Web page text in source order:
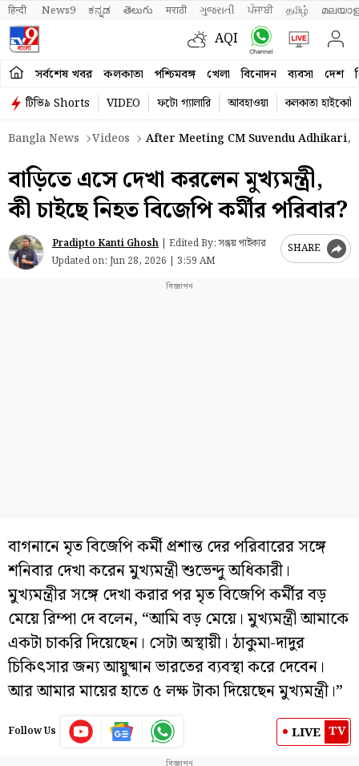
हिन्दी News9 ಕನ್ನಡ తెలుగు मराठी ગુજરાતી ਪੰਜਾਬੀ தமிழ்
AQI
সর্বশেষ খবর কলকাতা পশ্চিমবঙ্গ খেলা বিনোদন ব্যবসা দেশ
টিভি৯ Shorts VIDEO ফটো গ্যালারি আবহাওয়া
কলকাতা হাইকোর্ট
Bangla News
Videos After Meeting CM Suvendu Adhikari,
বাড়িতে এসে দেখা করলেন মুখ্যমন্ত্রী,
কী চাইছে নিহত বিজেপি কর্মীর পরিবার?
Pradipto Kanti Ghosh | Edited By: সঞ্জয় পাইকার
Updated on: Jun 28, 2026 | 3:59 AM
SHARE
বাগনানে মৃত বিজেপি কর্মী প্রশান্ত দের পরিবারের সঙ্গে
শনিবার দেখা করেন মুখ্যমন্ত্রী শুভেন্দু অধিকারী।
মুখ্যমন্ত্রীর সঙ্গে দেখা করার পর মৃত বিজেপি কর্মীর বড়
মেয়ে রিম্পা দে বলেন, “আমি বড় মেয়ে। মুখ্যমন্ত্রী আমাকে
একটা চাকরি দিয়েছেন। সেটা অস্থায়ী। ঠাকুমা-দাদুর
চিকিৎসার জন্য আয়ুষ্মান ভারতের ব্যবস্থা করে দেবেন।
আর আমার মায়ের হাতে ৫ লক্ষ টাকা দিয়েছেন মুখ্যমন্ত্রী।”
Follow Us LIVE TV